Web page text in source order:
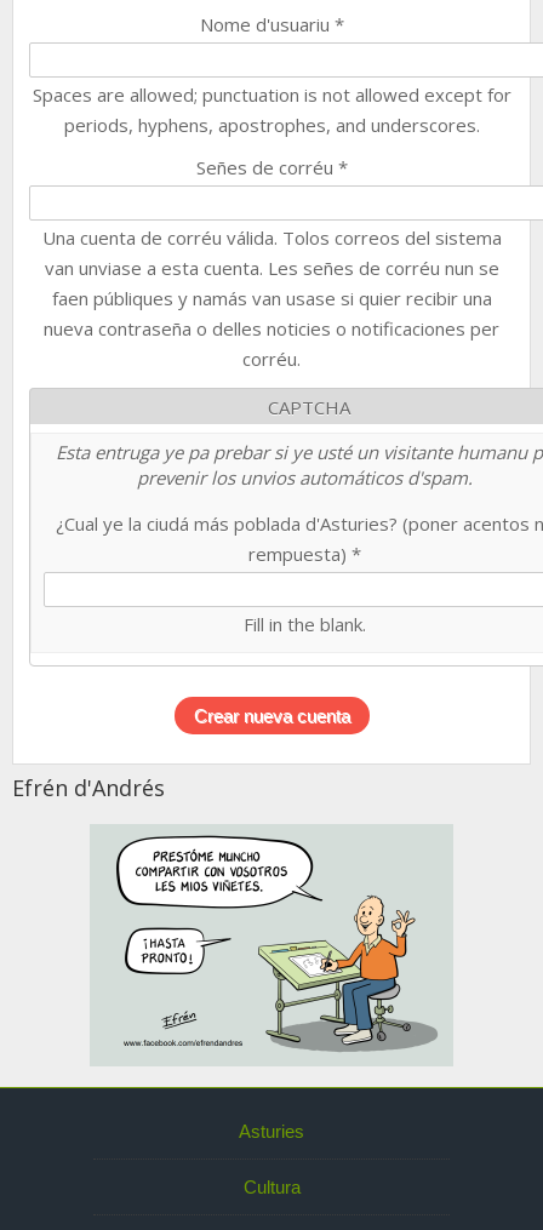
Nome d'usuariu *
Spaces are allowed; punctuation is not allowed except for
periods, hyphens, apostrophes, and underscores.
Señes de corréu *
Una cuenta de corréu válida. Tolos correos del sistema
van unviase a esta cuenta. Les señes de corréu nun se
faen públiques y namás van usase si quier recibir una
nueva contraseña o delles noticies o notificaciones per
corréu.
CAPTCHA
Esta entruga ye pa prebar si ye usté un visitante humanu
prevenir los unvios automáticos d'spam.
¿Cual ye la ciudá más poblada d'Asturies? (poner acentos
rempuesta) *
Fill in the blank.
Efrén d'Andrés
Asturies
Cultura